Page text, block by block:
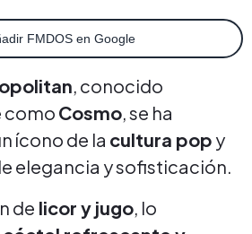
FMDOS en Google
, conocido
como Cosmo, se ha
ícono de la cultura pop y
elegancia y sofisticación.
de licor y jugo, lo